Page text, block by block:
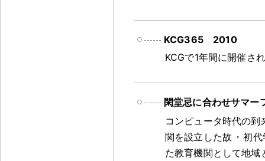
KCG365 2010
KCGで1年間に開催さ
閑堂忌に合わせサマ
コンピュータ時代の
関を設立した故 ・ 初代
た教育機関として地